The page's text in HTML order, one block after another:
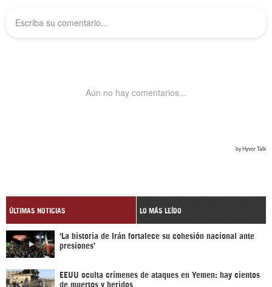
ÚLTIMAS NOTICIAS LO MÁS LEÍDO
‘La historia de Irán fortalece su cohesión nacional ante
presiones’
EEUU oculta crímenes de ataques en Yemen: hay cientos
de muertos y heridos